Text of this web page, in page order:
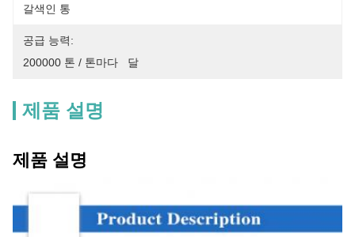
갈색인 통
공급 능력:
200000 톤 / 톤마다   달
제품 설명
제품 설명